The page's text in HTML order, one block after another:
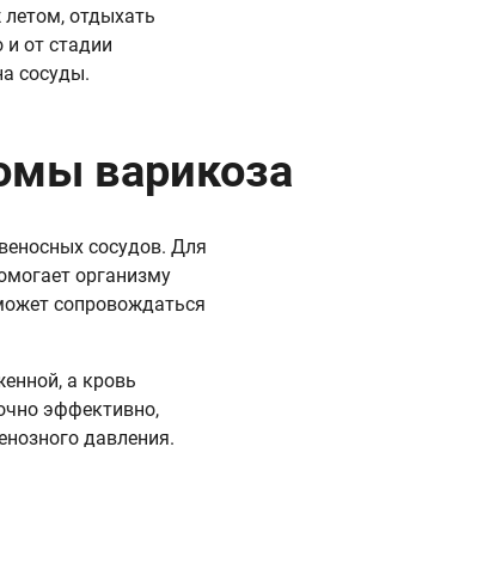
отдыхать
от стадии
сосуды.
варикоза
сосудов. Для
организму
сопровождаться
а кровь
эффективно,
давления.